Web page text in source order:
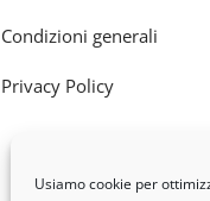
Usiamo cookie per
Condizioni generali
Privacy Policy